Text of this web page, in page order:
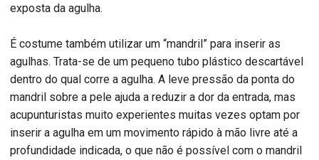
exposta da agulha.
É costume também utilizar um “mandril” para inserir as
agulhas. Trata-se de um pequeno tubo plástico descartável
dentro do qual corre a agulha. A leve pressão da ponta do
mandril sobre a pele ajuda a reduzir a dor da entrada, mas
acupunturistas muito experientes muitas vezes optam por
inserir a agulha em um movimento rápido à mão livre até a
profundidade indicada, o que não é possível com o mandril